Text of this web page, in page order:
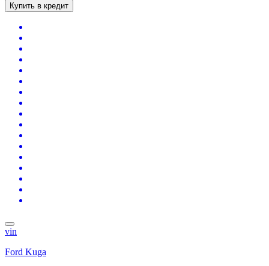
Купить в кредит
vin
Ford Kuga